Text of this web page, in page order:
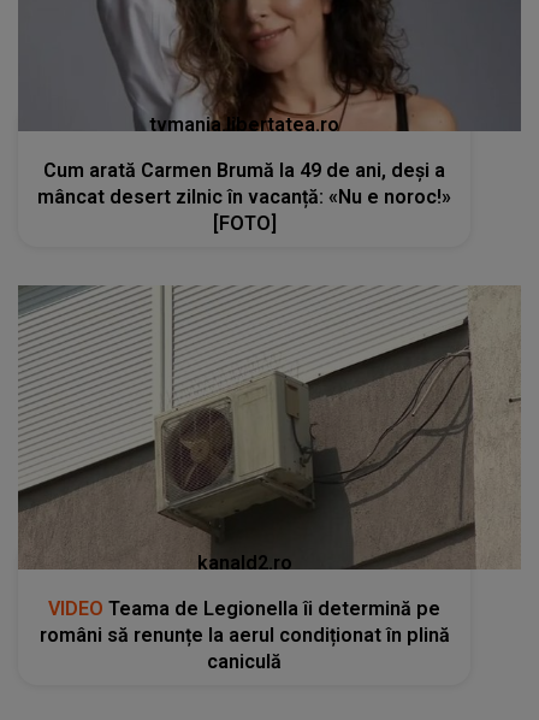
tvmania.libertatea.ro
Cum arată Carmen Brumă la 49 de ani, deși a
mâncat desert zilnic în vacanță: «Nu e noroc!»
[FOTO]
kanald2.ro
VIDEO Teama de Legionella îi determină pe
români să renunțe la aerul condiționat în plină
caniculă